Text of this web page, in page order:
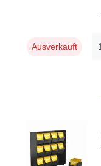
Ausverkauft